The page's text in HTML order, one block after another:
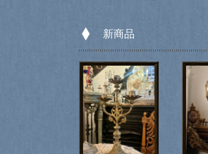
新商品